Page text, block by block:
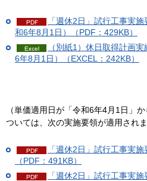
「週休2日」試行工事実
和6年8月1日）（PDF：429KB）
（別紙1）休日取得計画
6年8月1日）（EXCEL：242KB）
（単価適用日が「令和6年4月1日」
ついては、次の実施要領が適用されま
「週休2日」試行工事実
（PDF：491KB）
「週休2日」試行工事実